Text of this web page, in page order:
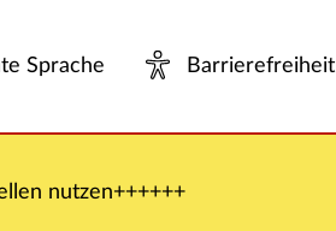
Sprache Barrierefreiheit
nutzen++++++